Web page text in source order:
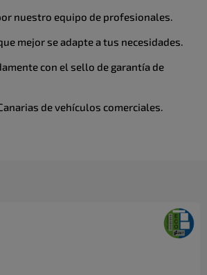
nuestro equipo de profesionales.
mejor se adapte a tus necesidades.​
con el sello de garantía de
de vehículos comerciales.